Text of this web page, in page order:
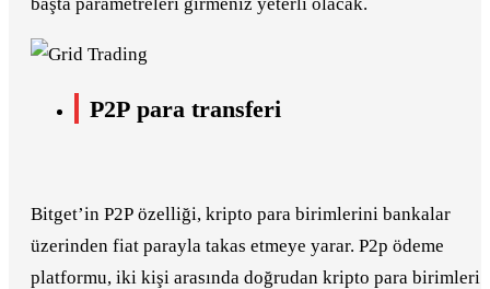
P2P para transferi
Bitget’in P2P özelliği, kripto para birimlerini bankalar
üzerinden fiat parayla takas etmeye yarar. P2p ödeme
platformu, iki kişi arasında doğrudan kripto para birimleri